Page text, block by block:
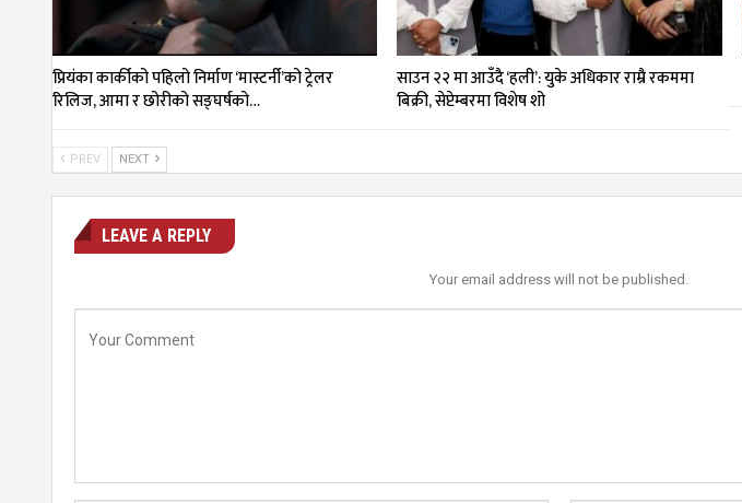
प्रियंका कार्कीको पहिलो निर्माण ‘मास्टर्नी’को ट्रेलर
रिलिज, आमा र छोरीको सङ्घर्षको…
साउन २२ मा आउँदै ‘हली’: युके अधिकार राम्रै रकममा
बिक्री, सेप्टेम्बरमा विशेष शो
PREV NEXT
LEAVE A REPLY
Your email address will not be published.